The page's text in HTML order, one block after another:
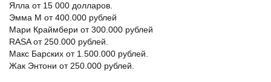
Ялла от 15 000 долларов.
Эмма М от 400.000 рублей
Мари Краймбери от 300.000 рублей
RASA от 250.000 рублей.
Макс Барских от 1.500.000 рублей.
Жак Энтони от 250.000 рублей.